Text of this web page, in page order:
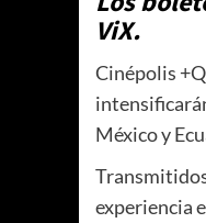
ViX.
Cinépolis
México y
experiencia